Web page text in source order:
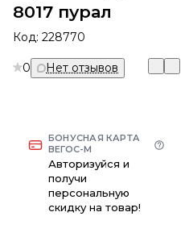
8017 пурал
Код: 228770
0 Нет отзывов
БОНУСНАЯ КАРТА
ВЕГОС-М
Авторизуйся и
получи
персональную
скидку на товар!